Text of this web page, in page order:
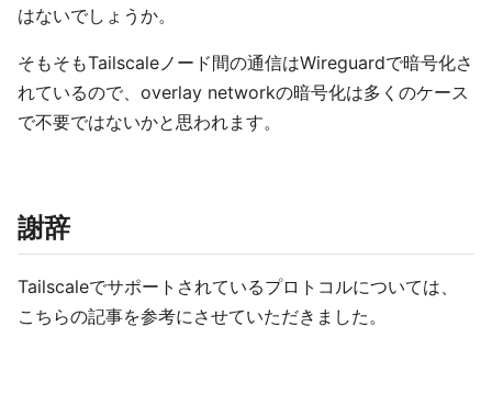
はないでしょうか。
そもそもTailscaleノード間の通信はWireguardで暗号化さ
れているので、overlay networkの暗号化は多くのケース
で不要ではないかと思われます。
謝辞
Tailscaleでサポートされているプロトコルについては、
こちらの記事を参考にさせていただきました。